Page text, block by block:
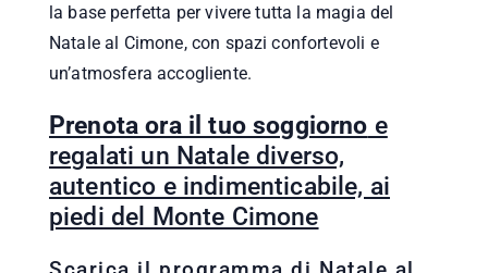
la base perfetta per vivere tutta la magia del
Natale al Cimone, con spazi confortevoli e
un’atmosfera accogliente.
Prenota ora il tuo soggiorno e
regalati un Natale diverso,
autentico e indimenticabile, ai
piedi del Monte Cimone